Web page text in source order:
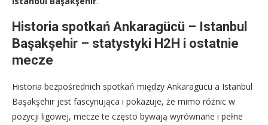
Historia spotkań Ankaragücü – Istanbul
Başakşehir – statystyki H2H i ostatnie
mecze
Historia bezpośrednich spotkań między Ankaragücü a Istanbul
Başakşehir jest fascynująca i pokazuje, że mimo różnic w
pozycji ligowej, mecze te często bywają wyrównane i pełne